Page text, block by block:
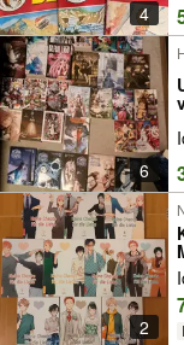
4
6
2